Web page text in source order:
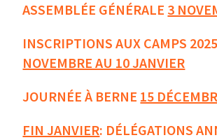
ASSEMBLÉE GÉNÉRALE 3
INSCRIPTIONS AUX CAMPS 2025
NOVEMBRE AU 10 JANVIER
JOURNÉE À BERNE 15
FIN JANVIER: DÉLÉGATIONS